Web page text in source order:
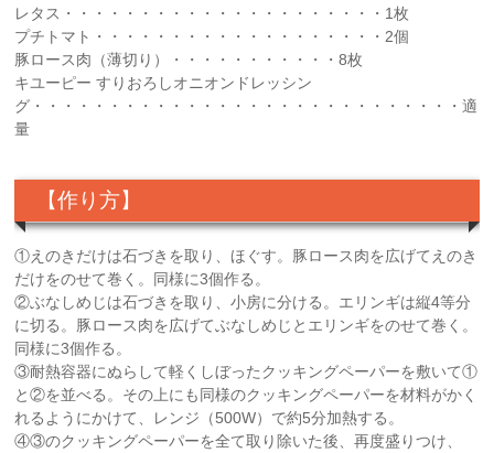
レタス・・・・・・・・・・・・・・・・・・・・・1枚
プチトマト・・・・・・・・・・・・・・・・・・・2個
豚ロース肉（薄切り）・・・・・・・・・・・8枚
キユーピー すりおろしオニオンドレッシン
グ・・・・・・・・・・・・・・・・・・・・・・・・・・・・適
量
【作り方】
①えのきだけは石づきを取り、ほぐす。豚ロース肉を広げてえのき
だけをのせて巻く。同様に3個作る。
②ぶなしめじは石づきを取り、小房に分ける。エリンギは縦4等分
に切る。豚ロース肉を広げてぶなしめじとエリンギをのせて巻く。
同様に3個作る。
③耐熱容器にぬらして軽くしぼったクッキングペーパーを敷いて①
と②を並べる。その上にも同様のクッキングペーパーを材料がかく
れるようにかけて、レンジ（500W）で約5分加熱する。
④③のクッキングペーパーを全て取り除いた後、再度盛りつけ、